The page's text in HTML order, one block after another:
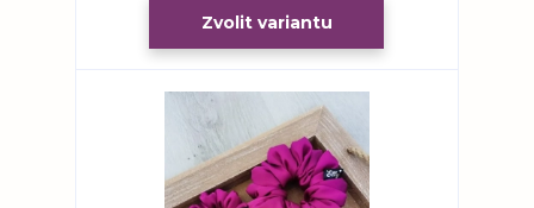
Zvolit variantu